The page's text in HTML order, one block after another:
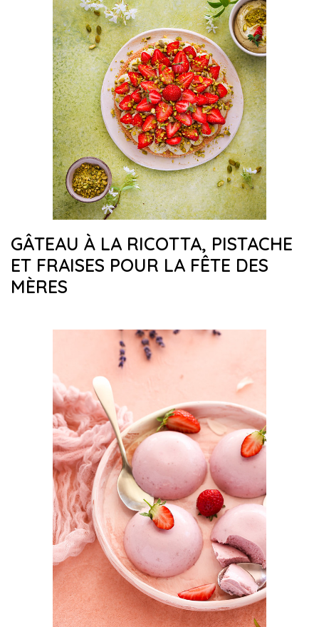
GÂTEAU À LA RICOTTA, PISTACHE
ET FRAISES POUR LA FÊTE DES
MÈRES